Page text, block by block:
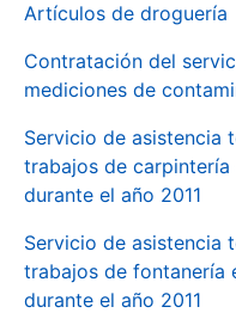
Artículos de droguería
Contratación del
mediciones de
Servicio de asistencia
trabajos de carpintería
durante el año 2011
Servicio de asistencia
trabajos de fontanería
durante el año 2011